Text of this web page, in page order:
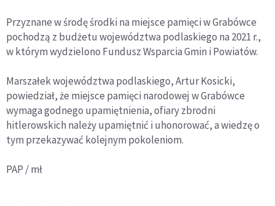
Przyznane w środę środki na miejsce pamięci w Grabówce
pochodzą z budżetu województwa podlaskiego na 2021 r.,
w którym wydzielono Fundusz Wsparcia Gmin i Powiatów.
Marszałek województwa podlaskiego, Artur Kosicki,
powiedział, że miejsce pamięci narodowej w Grabówce
wymaga godnego upamiętnienia, ofiary zbrodni
hitlerowskich należy upamiętnić i uhonorować, a wiedzę o
tym przekazywać kolejnym pokoleniom.
PAP / mł